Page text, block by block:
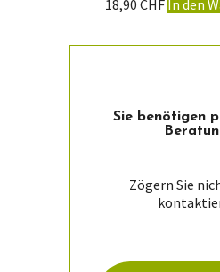
18,90 CHF In den
Sie ­benötigen
Zögern Sie